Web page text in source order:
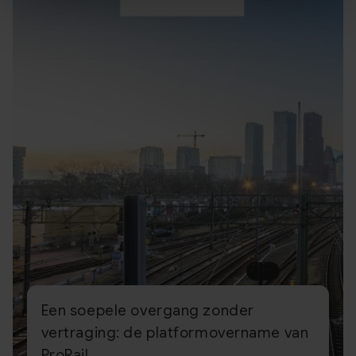
Een soepele overgang zonder
vertraging: de platform­overname van